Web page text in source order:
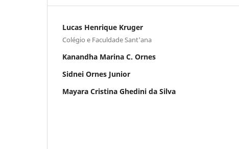
Lucas Henrique Kruger
Colégio e Faculdade Sant'ana
Kanandha Marina C. Ornes
Sidnei Ornes Junior
Mayara Cristina Ghedini da Silva